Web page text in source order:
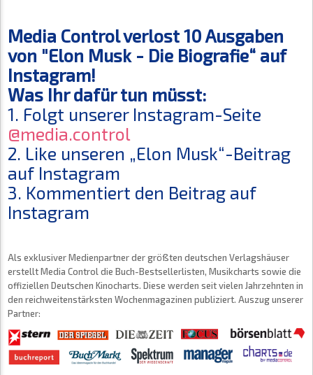
Media Control verlost 10 Ausgaben
von "Elon Musk - Die Biografie“ auf
Instagram!
Was Ihr dafür tun müsst:
1. Folgt unserer Instagram-Seite
@media.control
2. Like unseren „Elon Musk“-Beitrag
auf Instagram
3. Kommentiert den Beitrag auf
Instagram
Als exklusiver Medienpartner der größten deutschen Verlagshäuser
erstellt Media Control die Buch-Bestsellerlisten, Musikcharts sowie die
offiziellen Deutschen Kinocharts. Diese werden seit vielen Jahrzehnten in
den reichweitenstärksten Wochenmagazinen publiziert. Auszug unserer
Partner: